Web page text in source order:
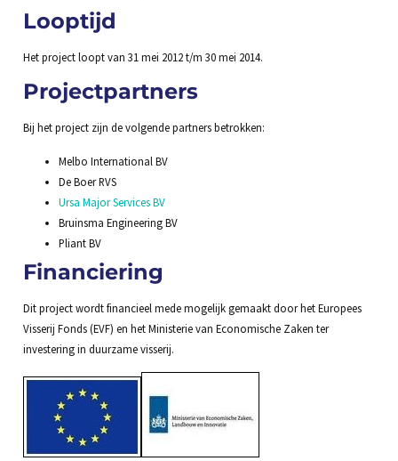
Looptijd
Het project loopt van 31 mei 2012 t/m 30 mei 2014.
Projectpartners
Bij het project zijn de volgende partners betrokken:
Melbo International BV
De Boer RVS
Ursa Major Services BV
Bruinsma Engineering BV
Pliant BV
Financiering
Dit project wordt financieel mede mogelijk gemaakt door het Europees
Visserij Fonds (EVF) en het Ministerie van Economische Zaken ter
investering in duurzame visserij.